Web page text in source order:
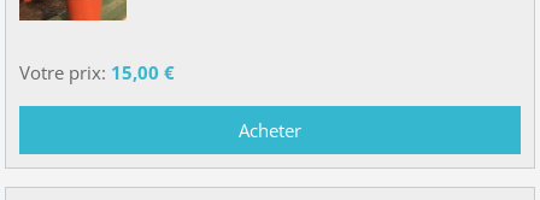
Votre prix: 15,00 €